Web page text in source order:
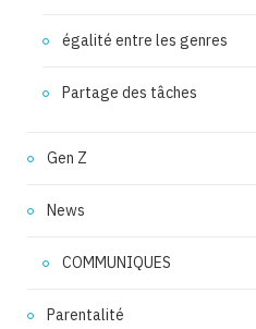
égalité entre les genres
Partage des tâches
Gen Z
News
COMMUNIQUES
Parentalité